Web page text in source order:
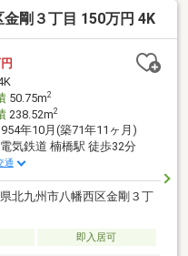
剛３丁目 150万円 4K
50.75m2
238.52m2
年10月(築71年11ヶ月)
気鉄道 楠橋駅 徒歩32分
通
北九州市八幡西区金剛３丁
即入居可